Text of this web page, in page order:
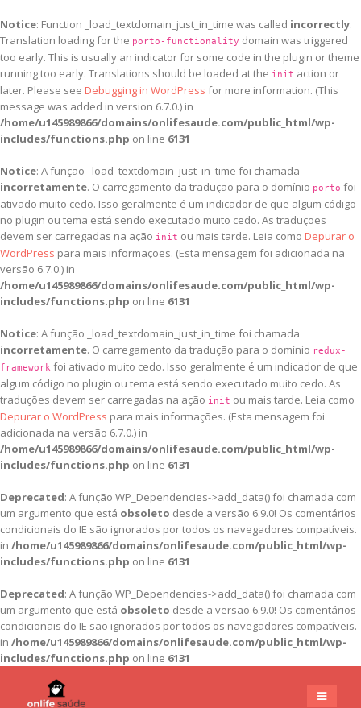
Notice: Function _load_textdomain_just_in_time was called incorrectly.
Translation loading for the porto-functionality domain was triggered
too early. This is usually an indicator for some code in the plugin or theme
running too early. Translations should be loaded at the init action or
later. Please see Debugging in WordPress for more information. (This
message was added in version 6.7.0.) in
/home/u145989866/domains/onlifesaude.com/public_html/wp-
includes/functions.php on line 6131
Notice: A função _load_textdomain_just_in_time foi chamada
incorretamente. O carregamento da tradução para o domínio porto foi
ativado muito cedo. Isso geralmente é um indicador de que algum código
no plugin ou tema está sendo executado muito cedo. As traduções
devem ser carregadas na ação init ou mais tarde. Leia como Depurar o
WordPress para mais informações. (Esta mensagem foi adicionada na
versão 6.7.0.) in
/home/u145989866/domains/onlifesaude.com/public_html/wp-
includes/functions.php on line 6131
Notice: A função _load_textdomain_just_in_time foi chamada
incorretamente. O carregamento da tradução para o domínio redux-
framework foi ativado muito cedo. Isso geralmente é um indicador de que
algum código no plugin ou tema está sendo executado muito cedo. As
traduções devem ser carregadas na ação init ou mais tarde. Leia como
Depurar o WordPress para mais informações. (Esta mensagem foi
adicionada na versão 6.7.0.) in
/home/u145989866/domains/onlifesaude.com/public_html/wp-
includes/functions.php on line 6131
Deprecated: A função WP_Dependencies->add_data() foi chamada com
um argumento que está obsoleto desde a versão 6.9.0! Os comentários
condicionais do IE são ignorados por todos os navegadores compatíveis.
in /home/u145989866/domains/onlifesaude.com/public_html/wp-
includes/functions.php on line 6131
Deprecated: A função WP_Dependencies->add_data() foi chamada com
um argumento que está obsoleto desde a versão 6.9.0! Os comentários
condicionais do IE são ignorados por todos os navegadores compatíveis.
in /home/u145989866/domains/onlifesaude.com/public_html/wp-
includes/functions.php on line 6131